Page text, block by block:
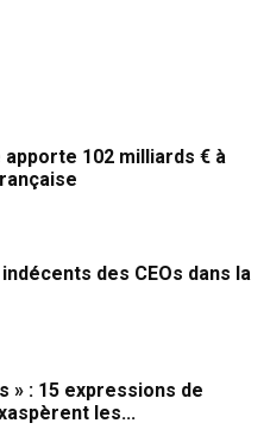
102 milliards € à
des CEOs dans la
» : 15 expressions de
les...